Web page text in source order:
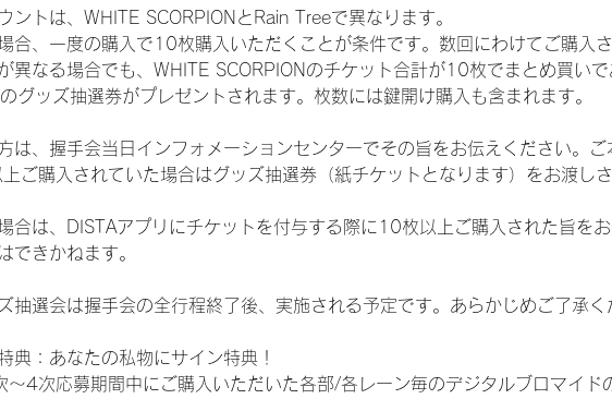
ントは、WHITE SCORPIONとRain Treeで異なります。
合、一度の購入で10枚購入いただくことが条件です。数回にわけてご購入
異なる場合でも、WHITE SCORPIONのチケット合計が10枚でまとめ買い
グッズ抽選券がプレゼントされます。枚数には鍵開け購入も含まれます。
は、握手会当日インフォメーションセンターでその旨をお伝えください。
ご購入されていた場合はグッズ抽選券（紙チケットとなります）をお渡しさ
合は、DISTAアプリにチケットを付与する際に10枚以上ご購入された旨を
できかねます。
抽選会は握手会の全行程終了後、実施される予定です。あらかじめご了承く
典：あなたの私物にサイン特典！
〜4次応募期間中にご購入いただいた各部/各レーン毎のデジタルブロマイド